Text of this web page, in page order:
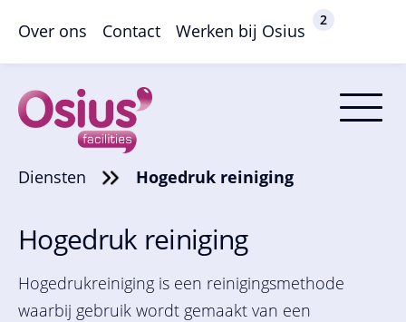
Over ons Contact Werken bij Osius
2
Diensten Hogedruk reiniging
Hogedruk reiniging
Hogedrukreiniging is een reinigingsmethode
waarbij gebruik wordt gemaakt van een